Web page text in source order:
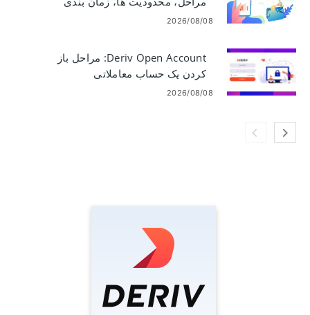
2026/08/08
Deriv Open Account: مراحل باز
کردن یک حساب معاملاتی
2026/08/08